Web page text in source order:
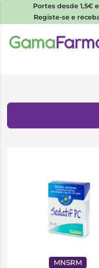
Portes desde 1,5€
Registe-se e
MNSRM